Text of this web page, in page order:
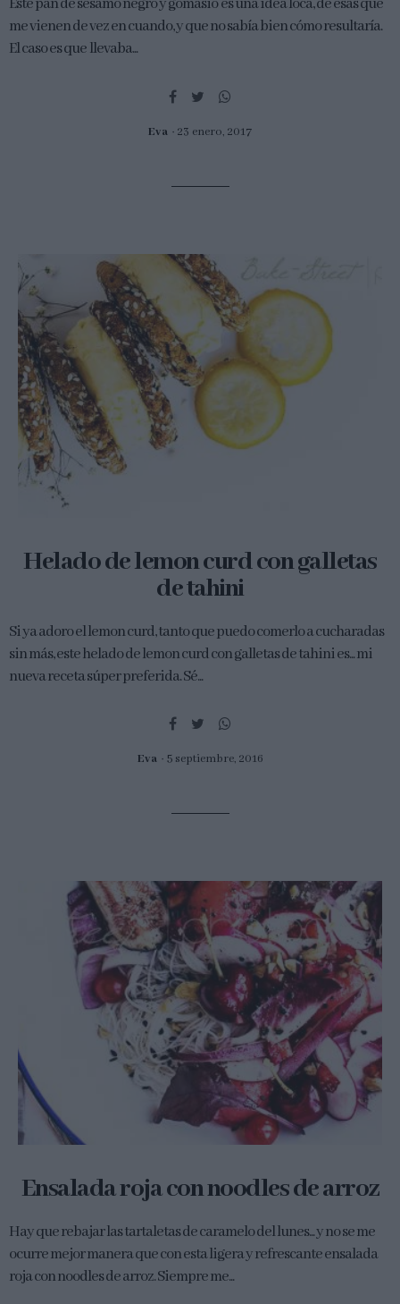
Este pan de sésamo negro y gomasio es una idea loca, de esas que
me vienen de vez en cuando, y que no sabía bien cómo resultaría.
El caso es que llevaba...
Eva 23 enero, 2017
Helado de lemon curd con galletas
de tahini
Si ya adoro el lemon curd, tanto que puedo comerlo a cucharadas
sin más, este helado de lemon curd con galletas de tahini es... mi
nueva receta súper preferida. Sé...
Eva 5 septiembre, 2016
Ensalada roja con noodles de arroz
Hay que rebajar las tartaletas de caramelo del lunes... y no se me
ocurre mejor manera que con esta ligera y refrescante ensalada
roja con noodles de arroz. Siempre me...